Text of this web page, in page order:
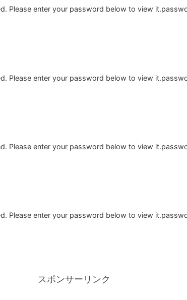
Please enter your password below to view
Please enter your password below to view
Please enter your password below to view
Please enter your password below to view
スポンサーリンク